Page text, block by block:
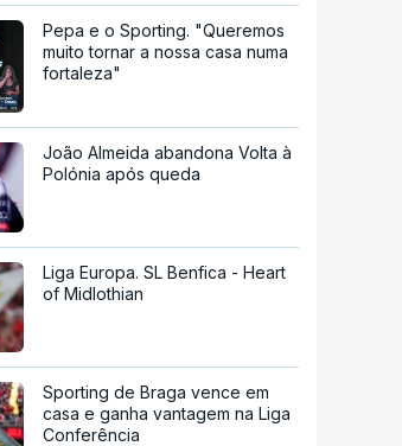
Pepa e o Sporting. "Queremos
muito tornar a nossa casa numa
fortaleza"
João Almeida abandona Volta à
Polónia após queda
Liga Europa. SL Benfica - Heart
of Midlothian
Sporting de Braga vence em
casa e ganha vantagem na Liga
Conferência